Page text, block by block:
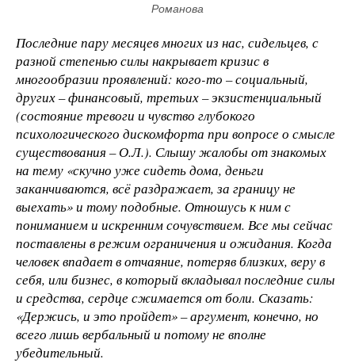
Романова
Последние пару месяцев многих из нас, сидельцев, с
разной степенью силы накрывает кризис в
многообразии проявлений: кого-то – социальный,
других– финансовый, третьих– экзистенциальный
(состояние тревоги и чувство глубокого
психологического дискомфорта при вопросе о смысле
существования – О.Л.). Слышу жалобы от знакомых
на тему «скучно уже сидеть дома, деньги
заканчиваются, всё раздражает, за границу не
выехать» и тому подобные. Отношусь к ним с
пониманием и искренним сочувствием. Все мы сейчас
поставлены в режим ограничения и ожидания. Когда
человек впадает в отчаяние, потеряв близких, веру в
себя, или бизнес, в который вкладывал последние силы
и средства, сердце сжимается от боли. Сказать:
«Держись, и это пройдет»– аргумент, конечно, но
всего лишь вербальный и потому не вполне
убедительный.